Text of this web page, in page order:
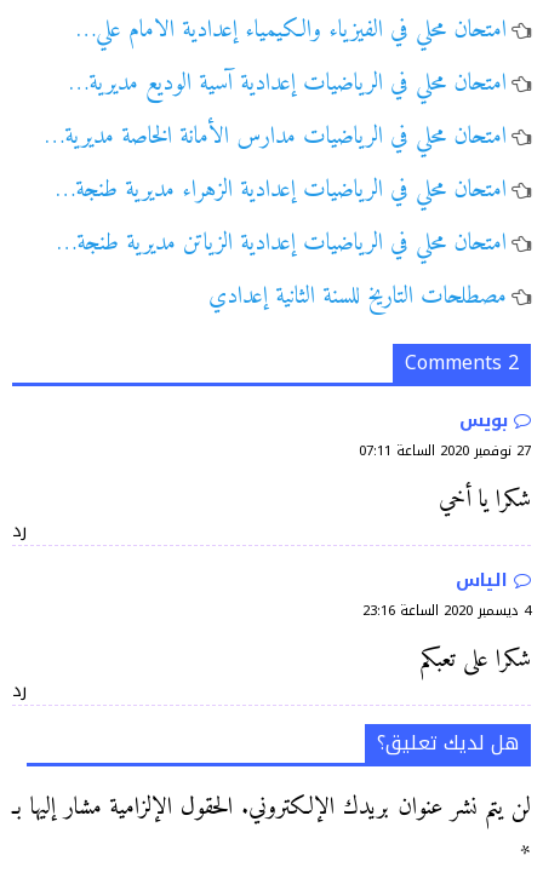
امتحان محلي في الفيزياء والكيمياء إعدادية الامام علي…
امتحان محلي في الرياضيات إعدادية آسية الوديع مديرية…
امتحان محلي في الرياضيات مدارس الأمانة الخاصة مديرية…
امتحان محلي في الرياضيات إعدادية الزهراء مديرية طنجة…
امتحان محلي في الرياضيات إعدادية الزياتن مديرية طنجة…
مصطلحات التاريخ للسنة الثانية إعدادي
2 Comments
بويس
27 نوفمبر 2020 الساعة 07:11
شكرا يا أخي
رد
الياس
4 ديسمبر 2020 الساعة 23:16
شكرا على تعبكم
رد
هل لديك تعليق؟
لن يتم نشر عنوان بريدك الإلكتروني. الحقول الإلزامية مشار إليها بـ
*